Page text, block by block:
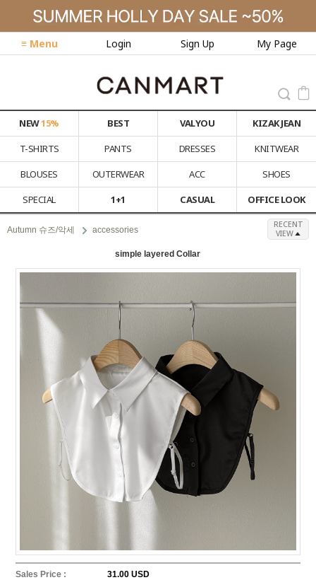
≡ Menu Login Sign Up My Page
NEW15% BEST VALYOU
KIZAK JEAN
T-SHIRTS
PANTS DRESSES
KNITWEAR
BLOUSES
OUTERWEAR ACC
SHOES
SPECIAL
1+1 CASUAL OFFICE LOOK
Autumn 슈즈/악세 accessories
RECENT
VIEW
simple layered Collar
Sales Price : 31.00 USD